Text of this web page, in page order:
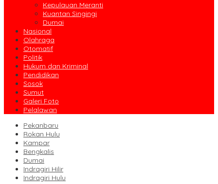
Kepulauan Meranti
Kuantan Singingi
Dumai
Nasional
Olahraga
Otomatif
Politik
Hukum dan Kriminal
Pendidikan
Sosok
Sumut
Galeri Foto
Pelalawan
Pekanbaru
Rokan Hulu
Kampar
Bengkalis
Dumai
Indragiri Hilir
Indragiri Hulu